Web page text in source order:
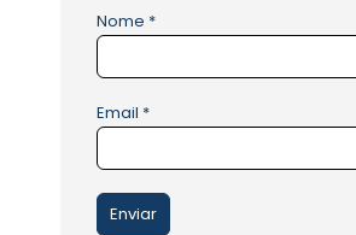
Nome *
Email *